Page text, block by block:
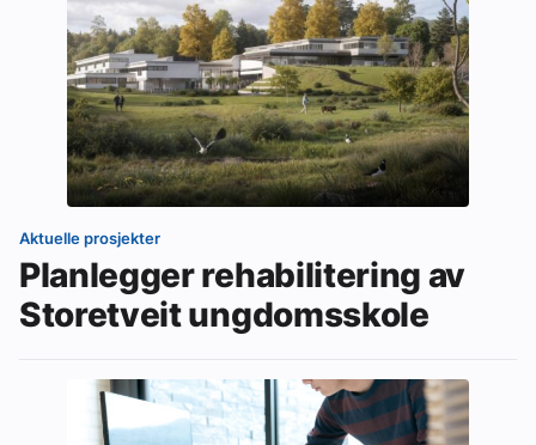
Aktuelle prosjekter
Planlegger rehabilitering av
Storetveit ungdomsskole